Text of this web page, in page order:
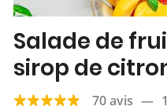
Salade de
sirop de
70 avis —